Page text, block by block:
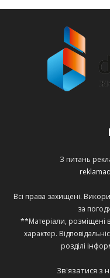
З питань
Всі права захищені.
за
**Матеріали, розміщені
характер.
розділі
Зв'язатися з